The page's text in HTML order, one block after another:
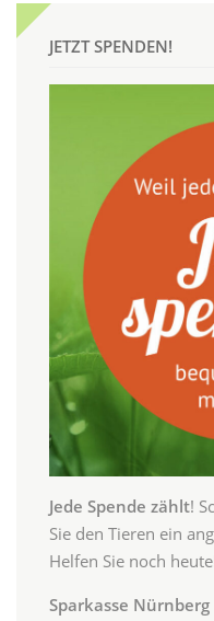
JETZT SPENDEN!
Jede Spende zählt!
Sie den Tieren ein
Helfen Sie noch
Sparkasse Nürnberg